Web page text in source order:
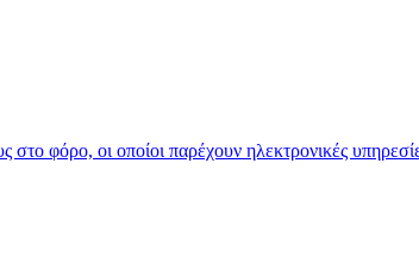
φόρο, οι οποίοι παρέχουν ηλεκτρονικές